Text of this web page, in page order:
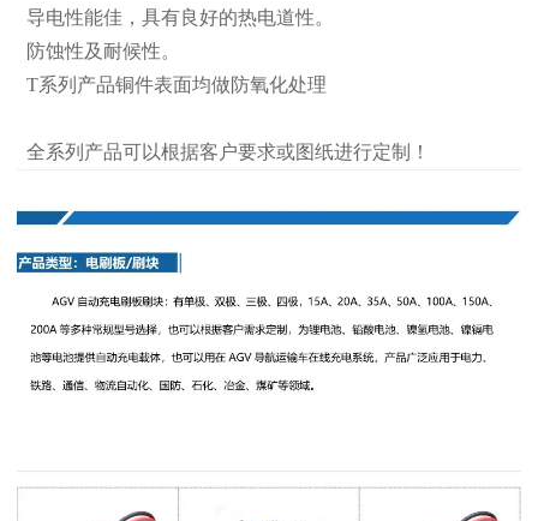
导电性能佳，具有良好的热电道性。
防蚀性及耐候性。
T系列产品铜件表面均做防氧化处理
全系列产品可以根据客户要求或图纸进行定制！